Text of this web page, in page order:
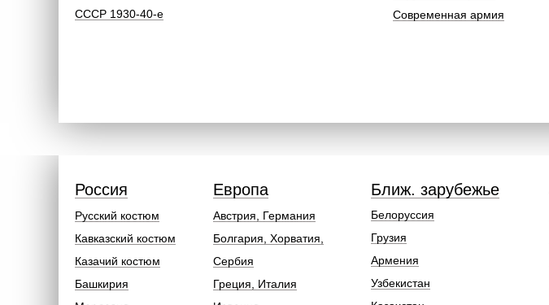
СССР 1930-40-е
Современная армия
Белоруссия
Грузия
Армения
Узбекистан
Ближ. зарубежье
Австрия, Германия
Болгария, Хорватия,
Сербия
Греция, Италия
Европа
Русский костюм
Кавказский костюм
Казачий костюм
Башкирия
Россия